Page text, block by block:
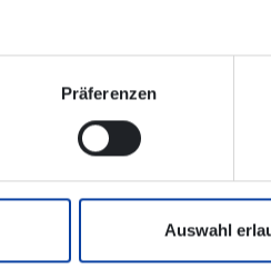
Präferenzen
Auswahl
Verbindungsauskunft
Westerwaldbus